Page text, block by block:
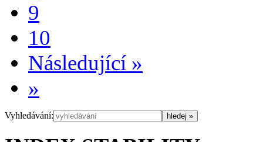
9
10
Následující »
»
Vyhledávání: